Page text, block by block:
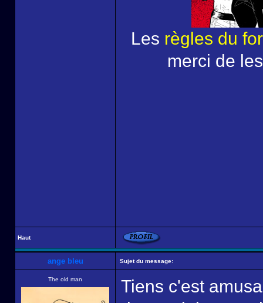
Les règles du
merci de
Haut
ange bleu Sujet du message:
The old man
Tiens c'est